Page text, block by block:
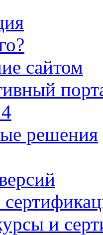
сайтом
решения
и